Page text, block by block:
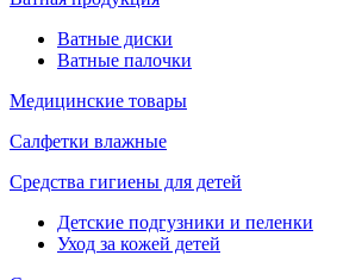
Ватные диски
Ватные палочки
Медицинские товары
Салфетки влажные
Средства гигиены для детей
Детские подгузники и пеленки
Уход за кожей детей